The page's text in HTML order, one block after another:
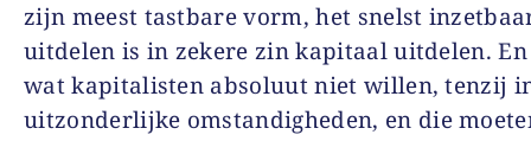
zijn meest tastbare vorm, het snelst
uitdelen is in zekere zin kapitaal uitdelen.
wat kapitalisten absoluut niet willen, tenzij
uitzonderlijke omstandigheden, en die